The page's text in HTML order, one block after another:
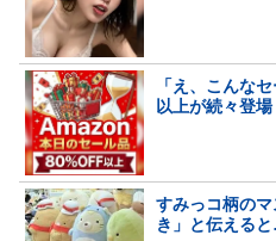
「え、こんな
以上が続々登
すみっコ柄の
き」と伝える